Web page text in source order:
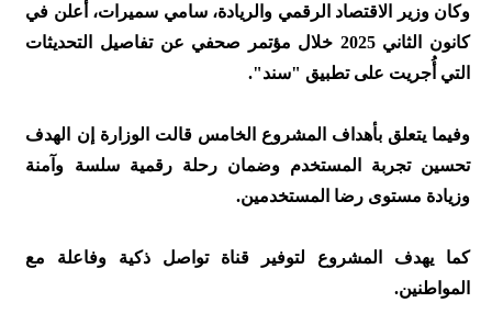
وكان وزير الاقتصاد الرقمي والريادة، سامي سميرات، أعلن في
كانون الثاني 2025 خلال مؤتمر صحفي عن تفاصيل التحديثات
التي أُجريت على تطبيق "سند".
وفيما يتعلق بأهداف المشروع الخامس قالت الوزارة إن الهدف
تحسين تجربة المستخدم وضمان رحلة رقمية سلسة وآمنة
وزيادة مستوى رضا المستخدمين.
كما يهدف المشروع لتوفير قناة تواصل ذكية وفاعلة مع
المواطنين.